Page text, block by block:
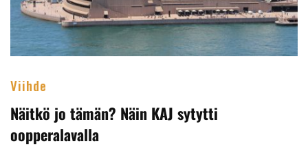
Viihde
Näitkö jo tämän? Näin KAJ sytytti
oopperalavalla